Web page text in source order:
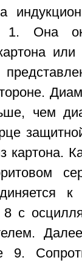
1. Она
или
чем
с
9.